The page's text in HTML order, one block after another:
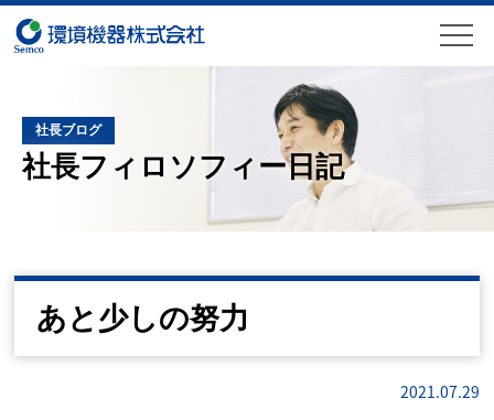
社長ブログ
社長フィロソフィー日記
あと少しの努力
2021.07.29